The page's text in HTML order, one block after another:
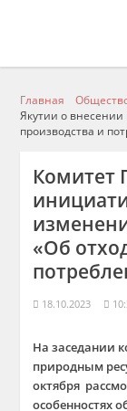
Главная
Якутии о
производства и
Комитет
«Об
18.10.2023
На заседании
природным
октября
особенностях